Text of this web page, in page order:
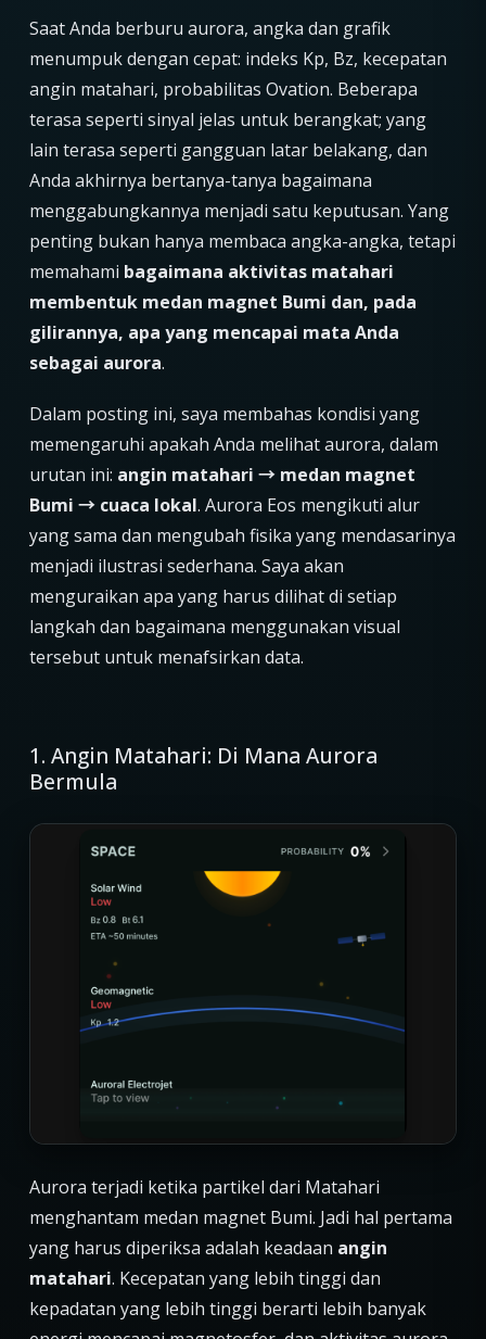
Saat Anda berburu aurora, angka dan grafik
menumpuk dengan cepat: indeks Kp, Bz, kecepatan
angin matahari, probabilitas Ovation. Beberapa
terasa seperti sinyal jelas untuk berangkat; yang
lain terasa seperti gangguan latar belakang, dan
Anda akhirnya bertanya-tanya bagaimana
menggabungkannya menjadi satu keputusan. Yang
penting bukan hanya membaca angka-angka, tetapi
memahami bagaimana aktivitas matahari
membentuk medan magnet Bumi dan, pada
gilirannya, apa yang mencapai mata Anda
sebagai aurora.
Dalam posting ini, saya membahas kondisi yang
memengaruhi apakah Anda melihat aurora, dalam
urutan ini: angin matahari → medan magnet
Bumi → cuaca lokal. Aurora Eos mengikuti alur
yang sama dan mengubah fisika yang mendasarinya
menjadi ilustrasi sederhana. Saya akan
menguraikan apa yang harus dilihat di setiap
langkah dan bagaimana menggunakan visual
tersebut untuk menafsirkan data.
1. Angin Matahari: Di Mana Aurora
Bermula
Aurora terjadi ketika partikel dari Matahari
menghantam medan magnet Bumi. Jadi hal pertama
yang harus diperiksa adalah keadaan angin
matahari. Kecepatan yang lebih tinggi dan
kepadatan yang lebih tinggi berarti lebih banyak